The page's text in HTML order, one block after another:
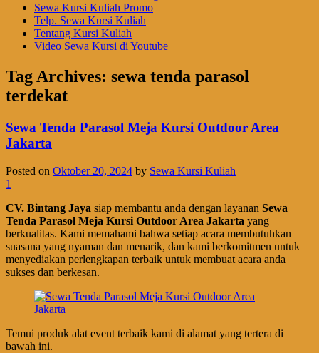
Sewa Kursi Kuliah Promo
Telp. Sewa Kursi Kuliah
Tentang Kursi Kuliah
Video Sewa Kursi di Youtube
Tag Archives: sewa tenda parasol
terdekat
Sewa Tenda Parasol Meja Kursi Outdoor Area
Jakarta
Posted on Oktober 20, 2024 by Sewa Kursi Kuliah
1
CV. Bintang Jaya siap membantu anda dengan layanan Sewa
Tenda Parasol Meja Kursi Outdoor Area Jakarta yang
berkualitas. Kami memahami bahwa setiap acara membutuhkan
suasana yang nyaman dan menarik, dan kami berkomitmen untuk
menyediakan perlengkapan terbaik untuk membuat acara anda
sukses dan berkesan.
Temui produk alat event terbaik kami di alamat yang tertera di
bawah ini.